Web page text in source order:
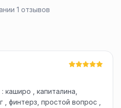
1 отзывов
каширо , капиталина,
финтерз, простой вопрос ,